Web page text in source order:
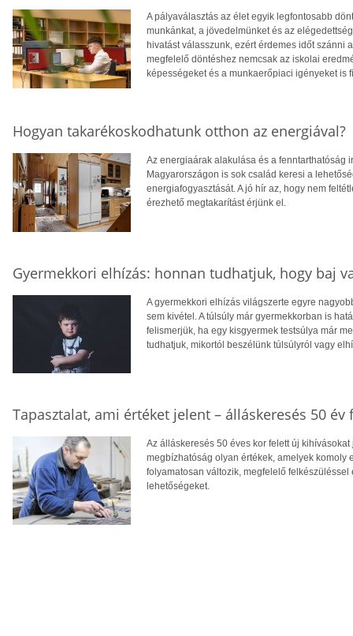
A pályaválasztás az élet egyik legfontosabb
munkánkat, a jövedelmünket és az
hivatást válasszunk, ezért érdemes időt szánni
megfelelő döntéshez nemcsak az iskolai
képességeket és a munkaerőpiaci igényeket is
Hogyan takarékoskodhatunk otthon az energiával?
Az energiaárak alakulása és a fenntarthatóság
Magyarországon is sok család keresi a
energiafogyasztását. A jó hír az, hogy nem
érezhető megtakarítást érjünk el.
Gyermekkori elhízás: honnan tudhatjuk, hogy baj
A gyermekkori elhízás világszerte egyre
sem kivétel. A túlsúly már gyermekkorban is
felismerjük, ha egy kisgyermek testsúlya már
tudhatjuk, mikortól beszélünk túlsúlyról vagy
Tapasztalat, ami értéket jelent – álláskeresés 50 év
Az álláskeresés 50 éves kor felett új
megbízhatóság olyan értékek, amelyek komoly
folyamatosan változik, megfelelő
lehetőségeket.